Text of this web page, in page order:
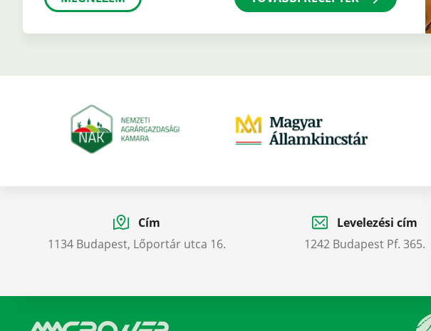
Cím
1134 Budapest, Lőportár utca 16.
Levelezési cím
1242 Budapest Pf. 365.